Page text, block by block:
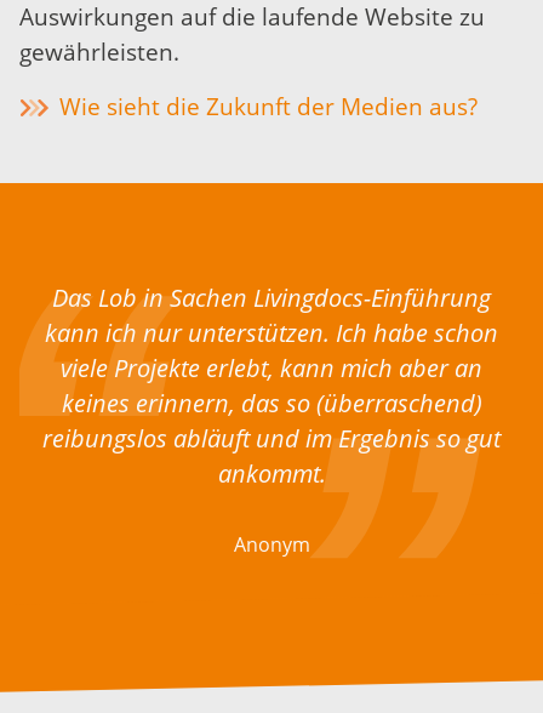
Auswirkungen auf die laufende Website zu
gewährleisten.
Wie sieht die Zukunft der Medien aus?
Das Lob in Sachen Livingdocs-Einführung
kann ich nur unterstützen. Ich habe schon
viele Projekte erlebt, kann mich aber an
keines erinnern, das so (überraschend)
reibungslos abläuft und im Ergebnis so gut
ankommt.
Anonym